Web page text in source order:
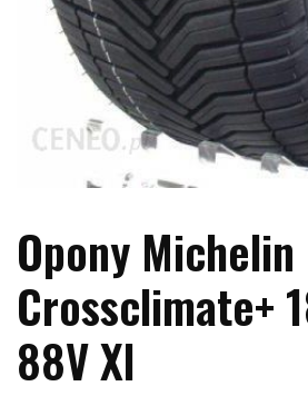
Opony Michelin
Crossclimate+
88V Xl